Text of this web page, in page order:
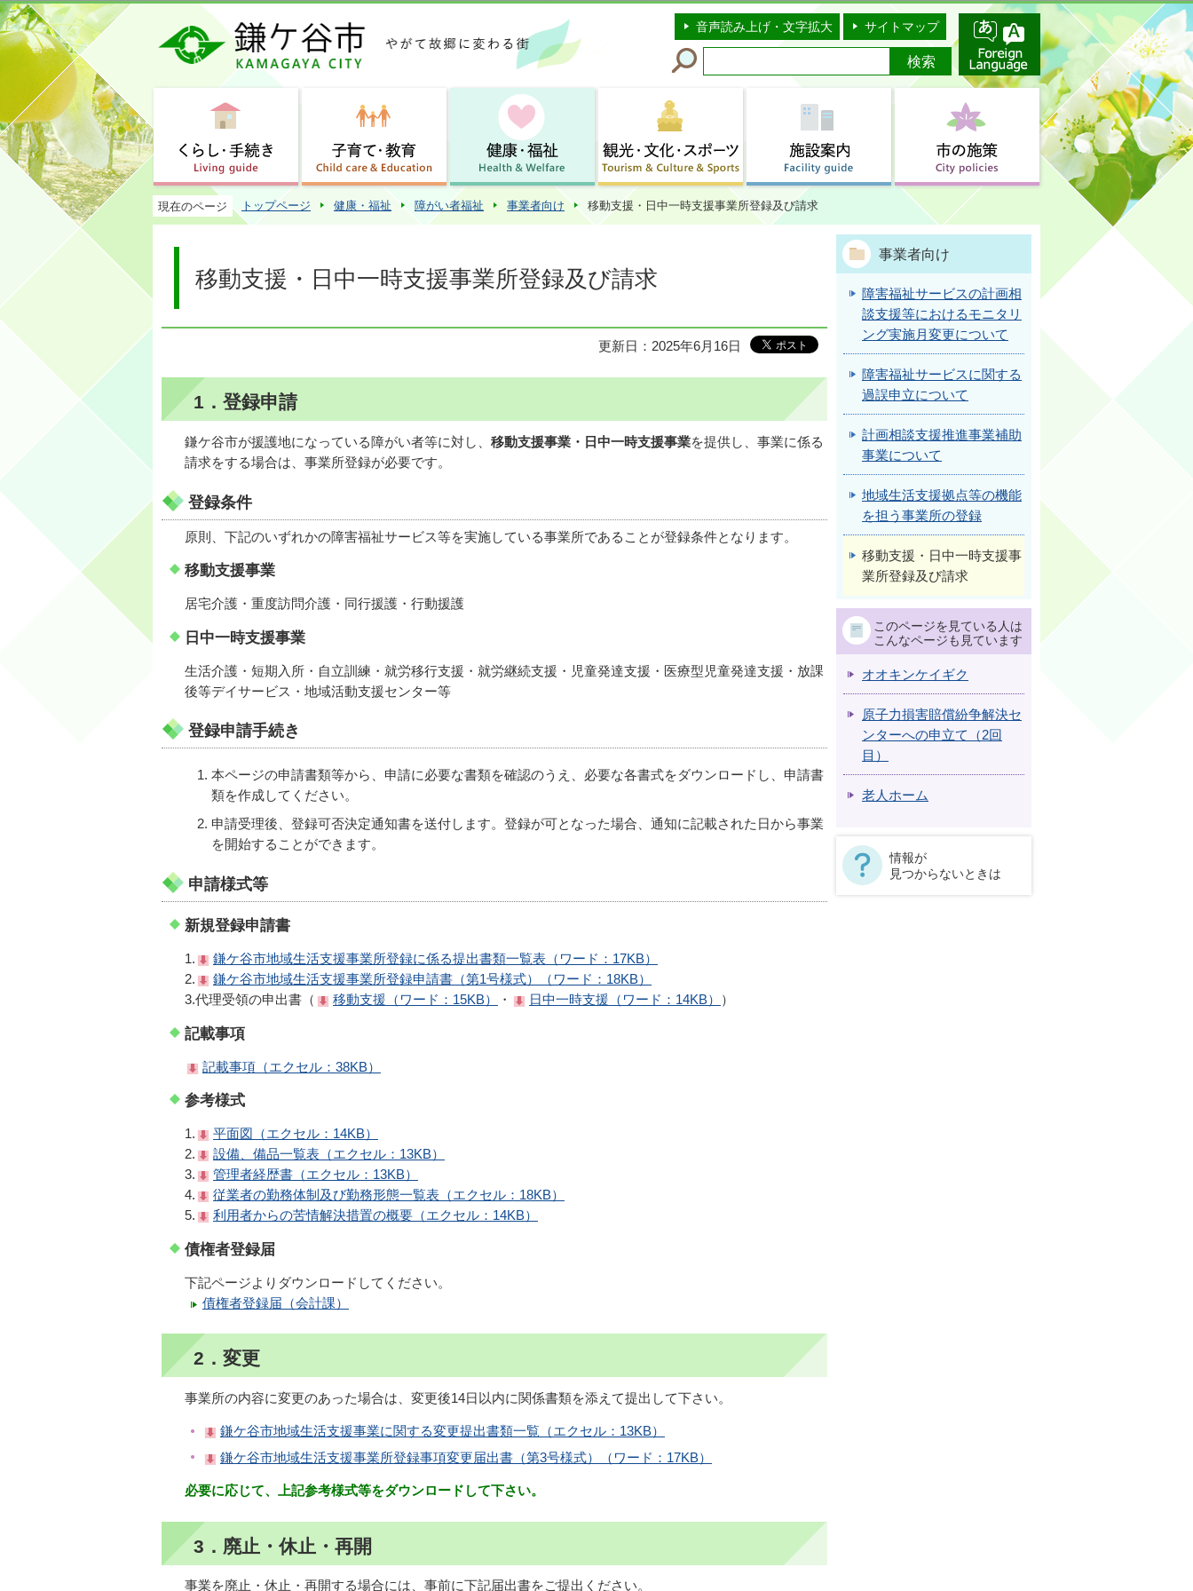
このページの本文へ移動
音声読み上げ・文字拡大 サイトマップ
現在のページ トップページ 健康・福祉 障がい者福祉 事業者向け 移動支援・日中一時支援事業所登録及び請求
移動支援・日中一時支援事業所登録及び請求
更新日：2025年6月16日
1．登録申請
鎌ケ谷市が援護地になっている障がい者等に対し、 移動支援事業・日中一時支援事業を提供し、事業に係る
請求をする場合は、事業所登録が必要です。
登録条件
原則、下記のいずれかの障害福祉サービス等を実施している事業所であることが登録条件となります。
移動支援事業
居宅介護・重度訪問介護・同行援護・行動援護
日中一時支援事業
生活介護・短期入所・自立訓練・就労移行支援・就労継続支援・児童発達支援・医療型児童発達支援・放課
後等デイサービス・地域活動支援センター等
登録申請手続き
本ページの申請書類等から、申請に必要な書類を確認のうえ、必要な各書式をダウンロードし、申請書
類を作成してください。
申請受理後、登録可否決定通知書を送付します。登録が可となった場合、通知に記載された日から事業
を開始することができます。
申請様式等
新規登録申請書
1.
鎌ケ谷市地域生活支援事業所登録に係る提出書類一覧表（ワード：17KB）
2.
鎌ケ谷市地域生活支援事業所登録申請書（第1号様式）（ワード：18KB）
3.代理受領の申出書（
移動支援（ワード：15KB） ・ 日中一時支援（ワード：14KB） ）
記載事項
記載事項（エクセル：38KB）
参考様式
1.
平面図（エクセル：14KB）
2.
設備、備品一覧表（エクセル：13KB）
3.
管理者経歴書（エクセル：13KB）
4.
従業者の勤務体制及び勤務形態一覧表（エクセル：18KB）
5.
利用者からの苦情解決措置の概要（エクセル：14KB）
債権者登録届
下記ページよりダウンロードしてください。
債権者登録届（会計課）
2．変更
事業所の内容に変更のあった場合は、変更後14日以内に関係書類を添えて提出して下さい。
鎌ケ谷市地域生活支援事業に関する変更提出書類一覧（エクセル：13KB）
鎌ケ谷市地域生活支援事業所登録事項変更届出書（第3号様式）（ワード：17KB）
必要に応じて、上記参考様式等をダウンロードして下さい。
3．廃止・休止・再開
事業を廃止・休止・再開する場合には、事前に下記届出書をご提出ください。
事業者向け
障害福祉サービスの計画相
談支援等におけるモニタリ
ング実施月変更について
障害福祉サービスに関する
過誤申立について
計画相談支援推進事業補助
事業について
地域生活支援拠点等の機能
を担う事業所の登録
移動支援・日中一時支援事
業所登録及び請求
このページを見ている人は
こんなページも見ています
オオキンケイギク
原子力損害賠償紛争解決セ
ンターへの申立て（2回
目）
老人ホーム
情報が
見つからないときは